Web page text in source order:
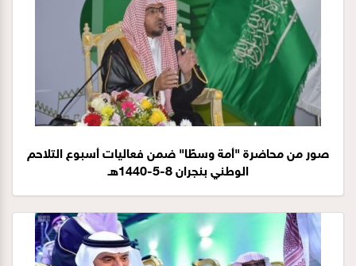
صور من محاضرة "أمة وسطًا" ضمن فعاليات أسبوع التلاحم
الوطني بنجران 8-5-1440هـ